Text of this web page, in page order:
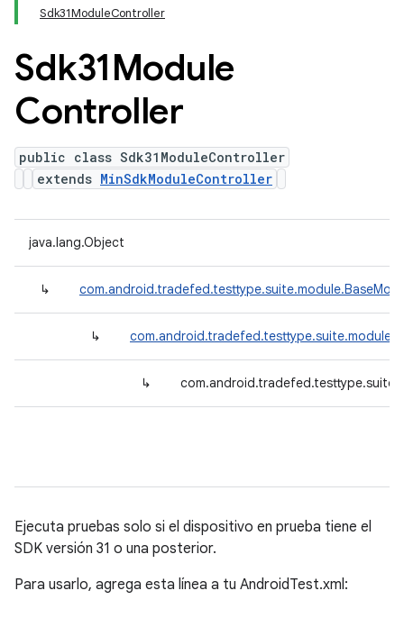
Sdk31ModuleController
Sdk31Module
Controller
public class Sdk31ModuleController
extends MinSdkModuleController
java.lang.Object
↳
↳
↳
Ejecuta pruebas solo si el dispositivo en prueba tiene el
SDK versión 31 o una posterior.
Para usarlo, agrega esta línea a tu AndroidTest.xml: